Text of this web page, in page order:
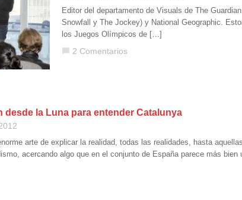
Editor del departamento de Visuals de The
Snowfall y The Jockey) y National Geographic.
los Juegos Olímpicos de […]
chat_bubble 2 Comentarios
desde la Luna para entender Catalunya
arte de explicar la realidad, todas las realidades, hasta
acercando algo que en el conjunto de España parece más